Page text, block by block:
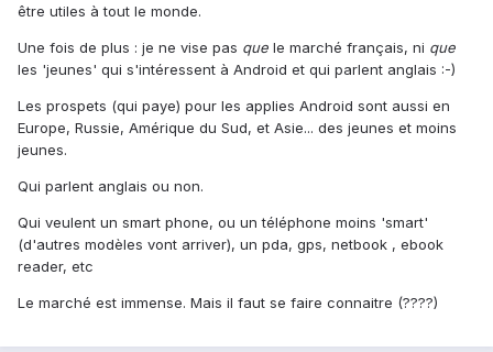
être utiles à tout le monde.
Une fois de plus : je ne vise pas que le marché français, ni que
les 'jeunes' qui s'intéressent à Android et qui parlent anglais :-)
Les prospets (qui paye) pour les applies Android sont aussi en
Europe, Russie, Amérique du Sud, et Asie... des jeunes et moins
jeunes.
Qui parlent anglais ou non.
Qui veulent un smart phone, ou un téléphone moins 'smart'
(d'autres modèles vont arriver), un pda, gps, netbook , ebook
reader, etc
Le marché est immense. Mais il faut se faire connaitre (????)